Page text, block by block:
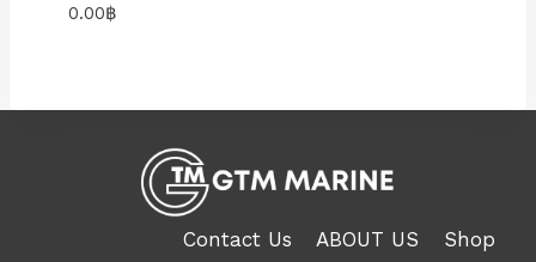
0.00฿
Contact Us ABOUT US Shop